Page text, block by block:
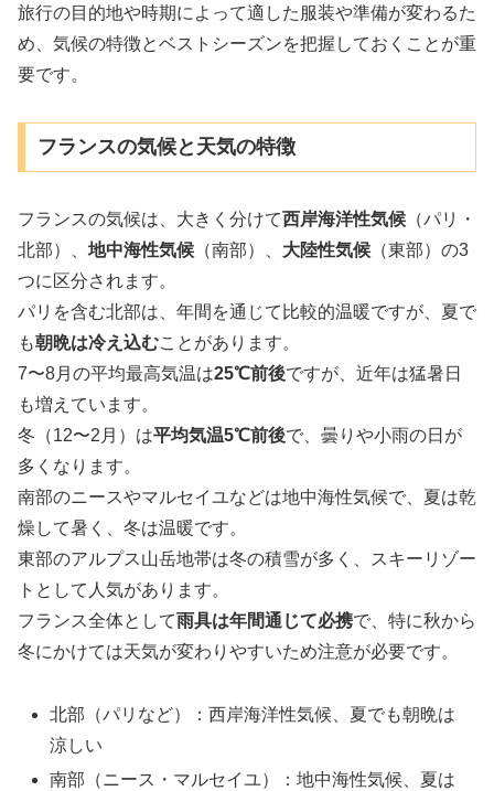
旅行の目的地や時期によって適した服装や準備が変わるた
め、気候の特徴とベストシーズンを把握しておくことが重
要です。
フランスの気候と天気の特徴
フランスの気候は、大きく分けて西岸海洋性気候 （パリ・
北部）、 地中海性気候 （南部）、 大陸性気候 （東部）の3
つに区分されます。
パリを含む北部は、年間を通じて比較的温暖ですが、夏で
も朝晩は冷え込むことがあります。
7〜8月の平均最高気温は25℃前後ですが、近年は猛暑日
も増えています。
冬（12〜2月）は平均気温5℃前後で、曇りや小雨の日が
多くなります。
南部のニースやマルセイユなどは地中海性気候で、夏は乾
燥して暑く、冬は温暖です。
東部のアルプス山岳地帯は冬の積雪が多く、スキーリゾー
トとして人気があります。
フランス全体として雨具は年間通じて必携で、特に秋から
冬にかけては天気が変わりやすいため注意が必要です。
北部（パリなど）：西岸海洋性気候、夏でも朝晩は
涼しい
南部（ニース・マルセイユ）：地中海性気候、夏は